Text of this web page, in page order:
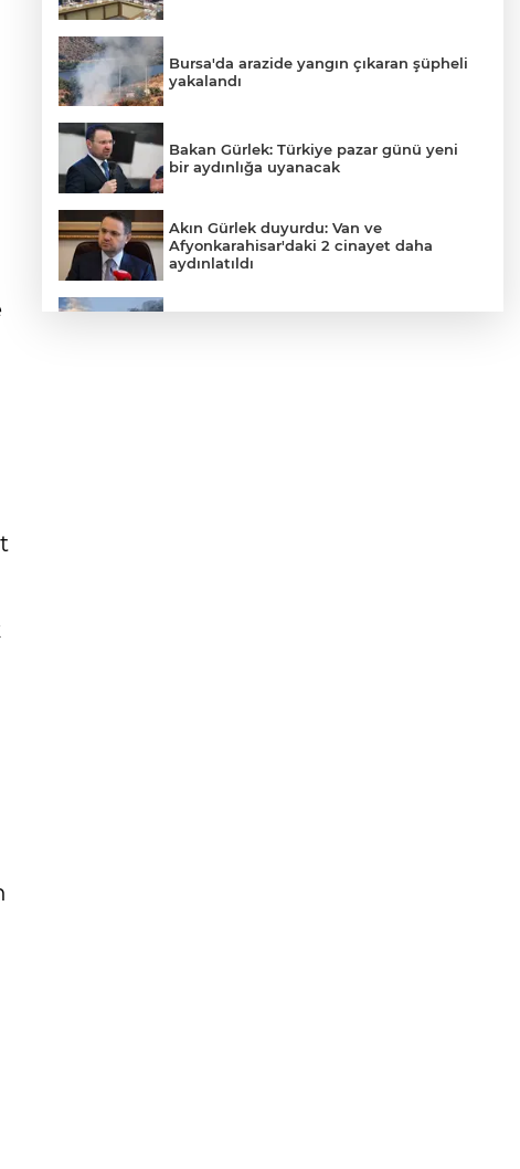
Bursa'da arazide yangın çıkaran şüpheli
yakalandı
Bakan Gürlek: Türkiye pazar günü yeni
bir aydınlığa uyanacak
Akın Gürlek duyurdu: Van ve
Afyonkarahisar'daki 2 cinayet daha
aydınlatıldı